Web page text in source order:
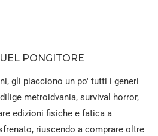
PONGITORE
gli piacciono un po' tutti i generi
metroidvania, survival horror,
edizioni fisiche e fatica a
riuscendo a comprare oltre